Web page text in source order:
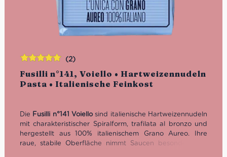
Fusilli n°141, Voiello • Hartweizennudeln
Pasta • Italienische Feinkost
(2)
Die Fusilli n°141 Voiellosind italienische Hartweizennudeln
mit charakteristischer Spiralform, trafilata al bronzo und
hergestellt aus 100% italienischem Grano Aureo. Ihre
raue, stabile Oberfläche nimmt Saucen besonders gut
Bewertet
mit5.00von
5